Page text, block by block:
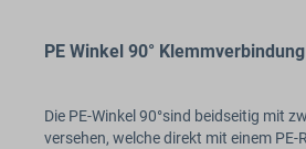
PE Winkel 90°
Die PE-Winkel 90°sind beidseitig mit
versehen, welche direkt mit einem PE-